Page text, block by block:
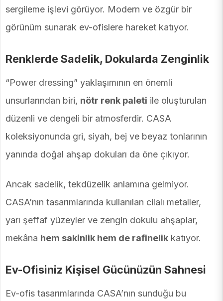
sergileme işlevi görüyor. Modern ve özgür bir
görünüm sunarak ev-ofislere hareket katıyor.
Renklerde Sadelik, Dokularda Zenginlik
“Power dressing” yaklaşımının en önemli
unsurlarından biri, nötr renk paleti ile oluşturulan
düzenli ve dengeli bir atmosferdir. CASA
koleksiyonunda gri, siyah, bej ve beyaz tonlarının
yanında doğal ahşap dokuları da öne çıkıyor.
Ancak sadelik, tekdüzelik anlamına gelmiyor.
CASA’nın tasarımlarında kullanılan cilalı metaller,
yarı şeffaf yüzeyler ve zengin dokulu ahşaplar,
mekâna hem sakinlik hem de rafinelik katıyor.
Ev-Ofisiniz Kişisel Gücünüzün Sahnesi
Ev-ofis tasarımlarında CASA’nın sunduğu bu